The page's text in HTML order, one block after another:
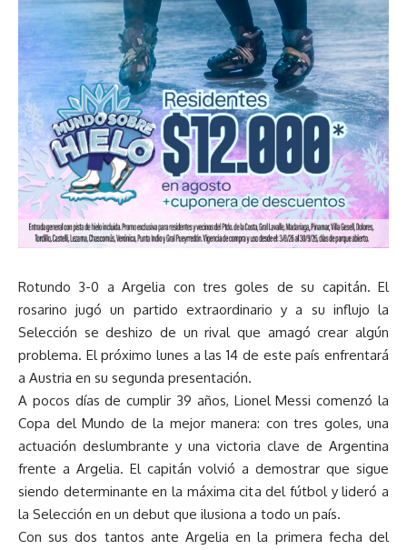
Rotundo 3-0 a Argelia con tres goles de su capitán. El
rosarino jugó un partido extraordinario y a su influjo la
Selección se deshizo de un rival que amagó crear algún
problema. El próximo lunes a las 14 de este país enfrentará
a Austria en su segunda presentación.
A pocos días de cumplir 39 años, Lionel Messi comenzó la
Copa del Mundo de la mejor manera: con tres goles, una
actuación deslumbrante y una victoria clave de Argentina
frente a Argelia. El capitán volvió a demostrar que sigue
siendo determinante en la máxima cita del fútbol y lideró a
la Selección en un debut que ilusiona a todo un país.
Con sus dos tantos ante Argelia en la primera fecha del